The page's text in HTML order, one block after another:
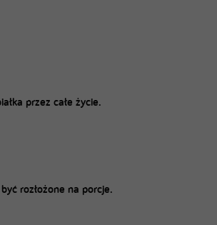
przez całe życie.
rozłożone na porcje.